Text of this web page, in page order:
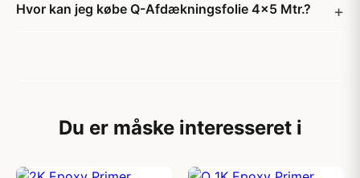
Hvor kan jeg købe Q-Afdækningsfolie 4x5 Mtr.?
Du er måske interesseret i